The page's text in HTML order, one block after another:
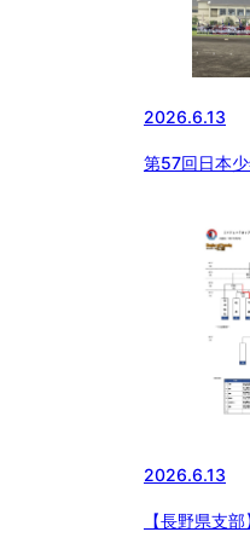
2026.6.13
第57回日本
2026.6.13
【長野県支